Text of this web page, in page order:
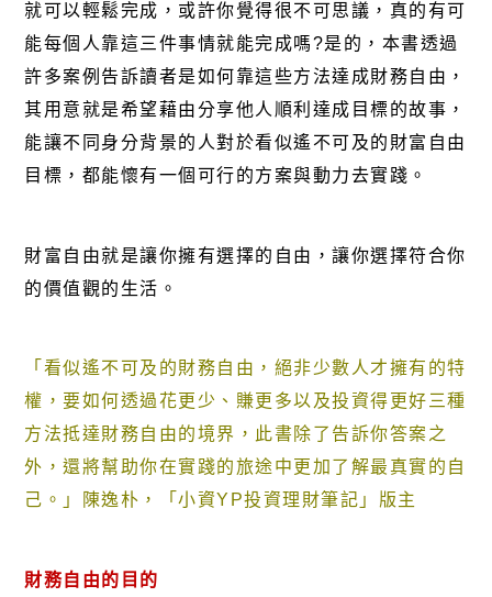
就可以輕鬆完成，或許你覺得很不可思議，真的有可
能每個人靠這三件事情就能完成嗎?是的，本書透過
許多案例告訴讀者是如何靠這些方法達成財務自由，
其用意就是希望藉由分享他人順利達成目標的故事，
能讓不同身分背景的人對於看似遙不可及的財富自由
目標，都能懷有一個可行的方案與動力去實踐。
財富自由就是讓你擁有選擇的自由，讓你選擇符合你
的價值觀的生活。
「看似遙不可及的財務自由，絕非少數人才擁有的特
權，要如何透過花更少、賺更多以及投資得更好三種
方法抵達財務自由的境界，此書除了告訴你答案之
外，還將幫助你在實踐的旅途中更加了解最真實的自
己。」陳逸朴，「小資YP投資理財筆記」版主
財務自由的目 的